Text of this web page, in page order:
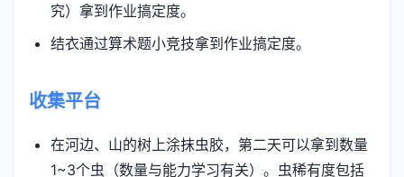
究）拿到作业搞定度。
结衣通过算术题小竞技拿到作业搞定度。
收集平台
在河边、山的树上涂抹虫胶，第二天可以拿到数量
1~3个虫（数量与能力学习有关）。虫稀有度包括